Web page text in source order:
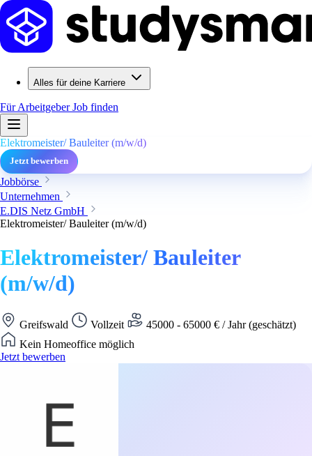
Alles für deine Karriere
Für ArbeitgeberJob finden
Elektromeister/ Bauleiter (m/w/d)
Jetzt bewerben
Jobbörse
Unternehmen
E.DIS Netz GmbH
Elektromeister/ Bauleiter (m/w/d)
Elektromeister/ Bauleiter
(m/w/d)
Greifswald Vollzeit
45000 - 65000 € / Jahr (geschätzt)
Kein Homeoffice möglich
Jetzt bewerben